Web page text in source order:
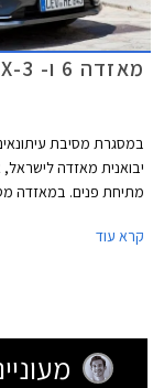
מאזדה 6 ו- CX-3 החדשות מושקות בישראל
במסגרת מסיבת
מתיחת פנים. במאזדה
קרא עוד